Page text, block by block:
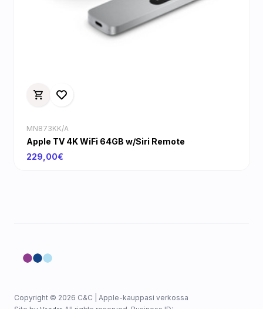
MN873KK/A
Apple TV 4K WiFi 64GB w/Siri Remote
229,00€
Copyright © 2026 C&C | Apple-kauppasi verkossa